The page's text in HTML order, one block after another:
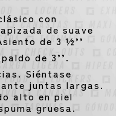
con
de suave
de 3 ½’’
de 3’’.
Siéntase
juntas largas.
alto en piel
gruesa.